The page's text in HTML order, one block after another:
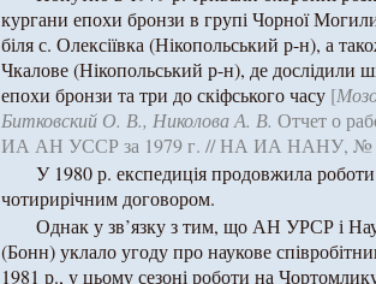
кургани епохи бронзи в групі Чорної
біля с. Олексіївка (Нікопольський р-н), а
Чкалове (Нікопольський р-н), де дослідили
епохи бронзи та три до скіфського часу [
Битковский О. В., Николова А. В. Отчет о
ИА АН УССР за 1979 г. // НА ИА НАНУ, №
У 1980 р. експедиція продовжила
чотирирічним договором.
Однак у зв’язку з тим, що АН УРСР і
(Бонн) уклало угоду про наукове
1981 р., у цьому сезоні роботи на